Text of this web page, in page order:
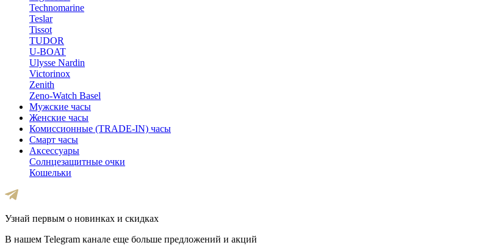
Technomarine
Teslar
Tissot
TUDOR
U-BOAT
Ulysse Nardin
Victorinox
Zenith
Zeno-Watch Basel
Мужские часы
Женские часы
Комиссионные (TRADE-IN) часы
Смарт часы
Аксессуары
Солнцезащитные очки
Кошельки
Узнай первым о новинках и скидках
В нашем Telegram канале еще больше предложений и акций